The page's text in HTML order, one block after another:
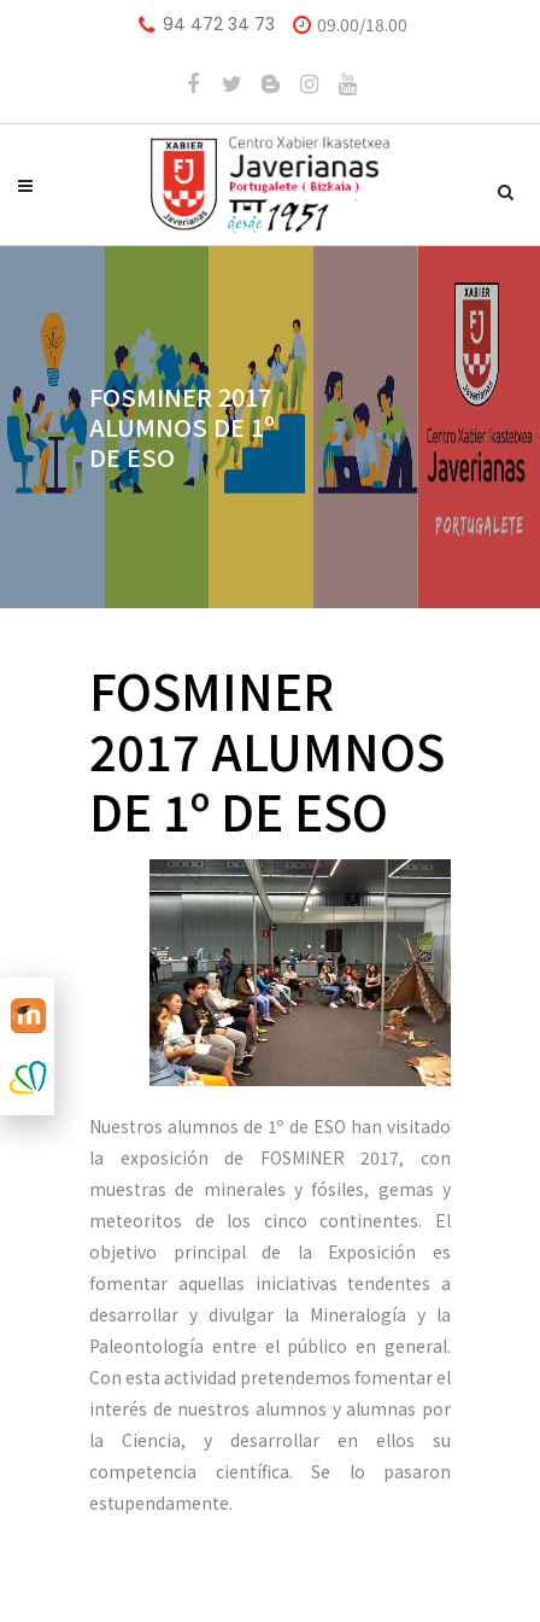
94 472 34 73 09.00/18.00
FOSMINER 2017
ALUMNOS DE 1º
DE ESO
FOSMINER
2017 ALUMNOS
DE 1º DE ESO
Nuestros alumnos de 1º de ESO han visitado
la exposición de FOSMINER 2017, con
muestras de minerales y fósiles, gemas y
meteoritos de los cinco continentes. El
objetivo principal de la Exposición es
fomentar aquellas iniciativas tendentes a
desarrollar y divulgar la Mineralogía y la
Paleontología entre el público en general.
Con esta actividad pretendemos fomentar el
interés de nuestros alumnos y alumnas por
la Ciencia, y desarrollar en ellos su
competencia científica. Se lo pasaron
estupendamente.